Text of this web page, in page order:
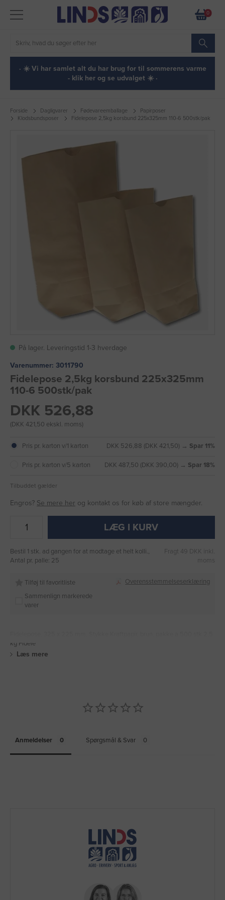
0
· ☀️ Vi har samlet alt du har brug for til sommerens varme
- klik her og se udvalget ☀️ ·
Forside Dagligvarer Fødevareemballage
Papirposer
Klodsbundsposer
Fidelepose 2,5kg korsbund 225x325mm 110-6 500stk/pak
På lager. Leveringstid 1-3 hverdage
Varenummer: 3011790
Fidelepose 2,5kg korsbund 225x325mm
110-6 500stk/pak
DKK 526,88
(DKK 421,50 ekskl. moms)
Pris pr. karton v/1 karton DKK 526,88 (DKK 421,50) → Spar 11%
Pris pr. karton v/5 karton DKK 487,50 (DKK 390,00) → Spar 18%
Tilbuddet gælder
Engros? Se mere her og kontakt os for køb af store mængder.
LÆG I KURV
Bestil 1 stk. ad gangen for at modtage et helt kolli.,
Antal pr. palle: 25
Fragt 49 DKK inkl.
moms
Tilføj til favoritliste
Sammenlign markerede
varer
Overensstemmelseserklæring
kg Fidele
Læs mere
Anmeldelser Spørgsmål & Svar